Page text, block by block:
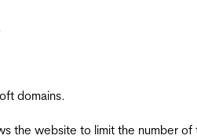
domains.
the website to limit the number